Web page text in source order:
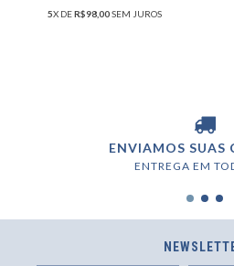
5X DER$98,00SEM JUROS
ENVIAMOS SUAS
ENTREGA EM